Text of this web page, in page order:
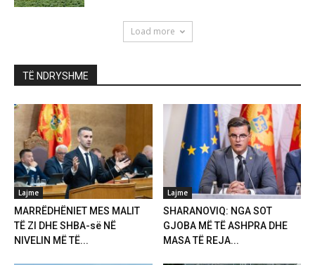
Load more
TË NDRYSHME
Lajme
MARRËDHËNIET MES MALIT
TË ZI DHE SHBA-së NË
NIVELIN MË TË...
Lajme
SHARANOVIQ: NGA SOT
GJOBA MË TË ASHPRA DHE
MASA TË REJA...